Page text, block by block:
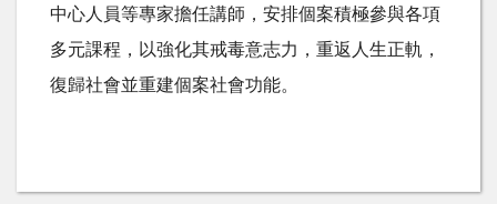
中心人員等專家擔任講師，安排個案積極參與各項
多元課程，以強化其戒毒意志力，重返人生正軌，
復歸社會並重建個案社會功能。